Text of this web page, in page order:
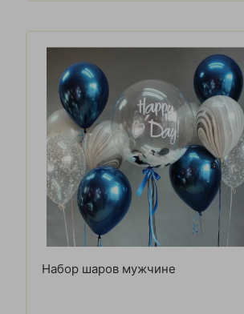
Набор шаров мужчине